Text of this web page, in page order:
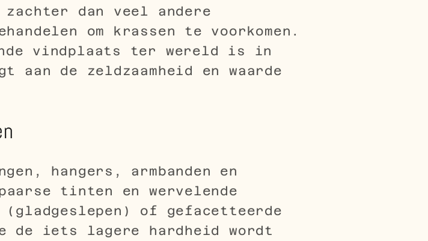
dan veel andere
om krassen te voorkomen.
vindplaats ter wereld is in
de zeldzaamheid en waarde
hangers, armbanden en
tinten en wervelende
(gladgeslepen) of gefacetteerde
de iets lagere hardheid wordt